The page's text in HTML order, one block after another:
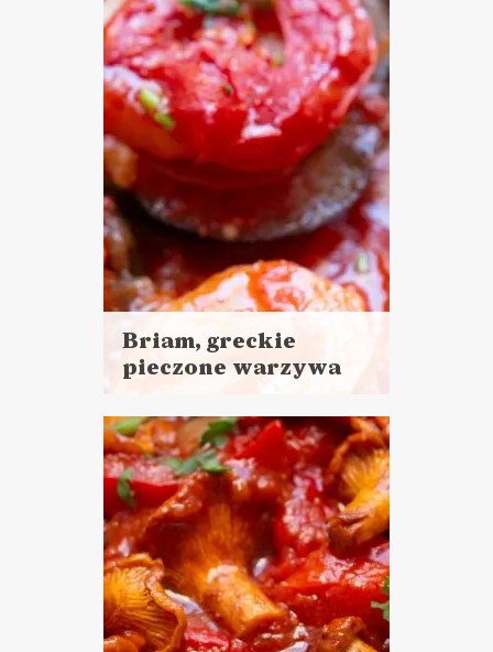
LUNCHE DO PRACY
PRZYSTAWKI
Briam, greckie
pieczone warzywa
więcej
Czas przygotowania: 15 minut
pracy + 70 minut czekania
DANIA GŁÓWNE
LUNCHE DO PRACY
ŚWIATOWY DZIEŃ
WEGETARIANIZMU